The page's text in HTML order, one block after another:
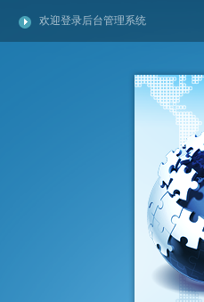
欢迎登录后台管理系统